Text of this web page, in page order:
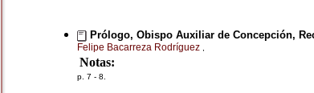
Prólogo, Obispo Auxiliar de Concepción,
Felipe Bacarreza Rodríguez
Notas:
p. 7 - 8.